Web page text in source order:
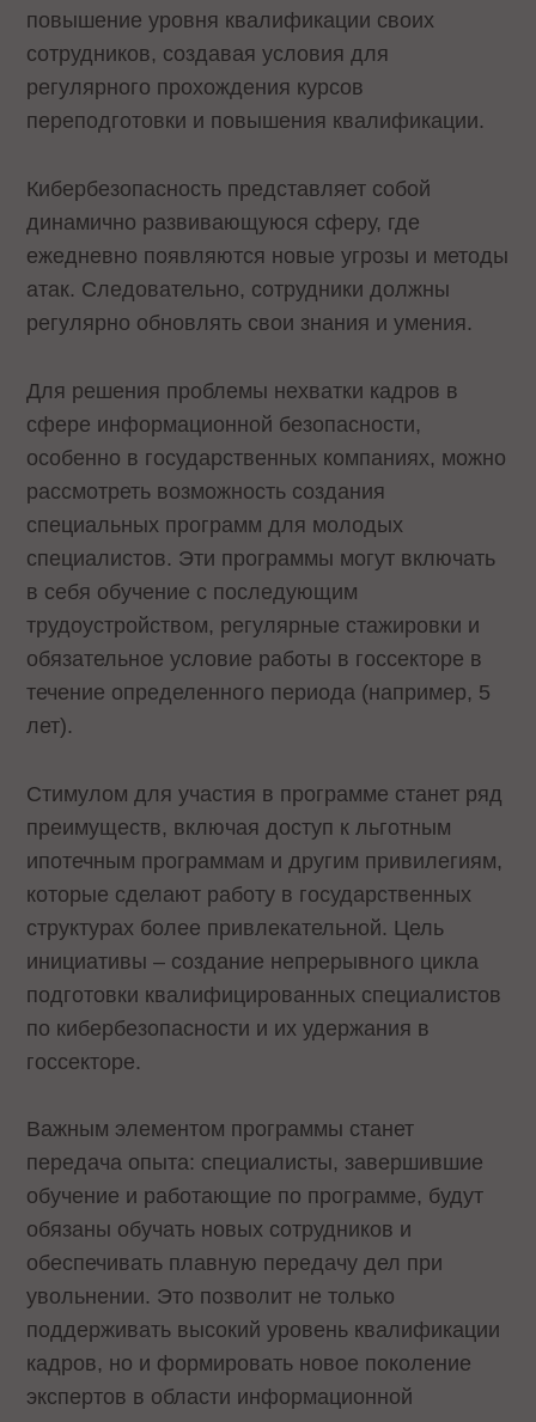
повышение уровня квалификации своих
сотрудников, создавая условия для
регулярного прохождения курсов
переподготовки и повышения квалификации.
Кибербезопасность представляет собой
динамично развивающуюся сферу, где
ежедневно появляются новые угрозы и методы
атак. Следовательно, сотрудники должны
регулярно обновлять свои знания и умения.
Для решения проблемы нехватки кадров в
сфере информационной безопасности,
особенно в государственных компаниях, можно
рассмотреть возможность создания
специальных программ для молодых
специалистов. Эти программы могут включать
в себя обучение с последующим
трудоустройством, регулярные стажировки и
обязательное условие работы в госсекторе в
течение определенного периода (например, 5
лет).
Стимулом для участия в программе станет ряд
преимуществ, включая доступ к льготным
ипотечным программам и другим привилегиям,
которые сделают работу в государственных
структурах более привлекательной. Цель
инициативы – создание непрерывного цикла
подготовки квалифицированных специалистов
по кибербезопасности и их удержания в
госсекторе.
Важным элементом программы станет
передача опыта: специалисты, завершившие
обучение и работающие по программе, будут
обязаны обучать новых сотрудников и
обеспечивать плавную передачу дел при
увольнении. Это позволит не только
поддерживать высокий уровень квалификации
кадров, но и формировать новое поколение
экспертов в области информационной